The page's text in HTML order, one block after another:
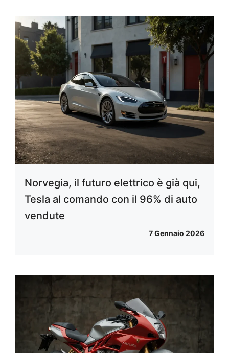
Norvegia, il futuro elettrico è già qui,
Tesla al comando con il 96% di auto
vendute
7 Gennaio 2026